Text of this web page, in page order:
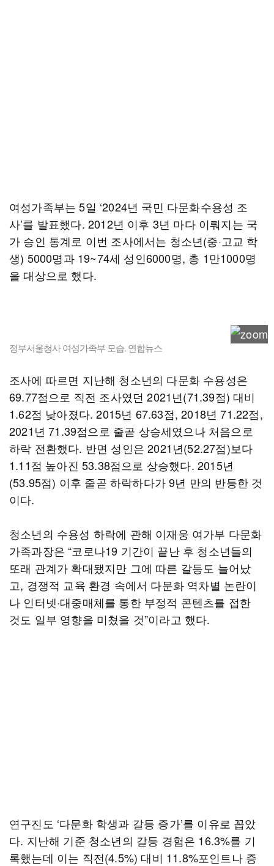
여성가족부는 5일 ‘2024년 국민 다문화수용성 조
사’를 발표했다. 2012년 이후 3년 마다 이뤄지는 국
가 승인 통계로 이번 조사에서는 청소년(중·고교 학
생) 5000명과 19~74세 성인6000명, 총 1만1000명
을 대상으로 했다.
정부서울청사 여성가족부 모습. 연합뉴스
조사에 따르면 지난해 청소년의 다문화 수용성은
69.77점으로 직전 조사였던 2021년(71.39점) 대비
1.62점 낮아졌다. 2015년 67.63점, 2018년 71.22점,
2021년 71.39점으로 줄곧 상승세였으나 처음으로
하락 전환했다. 반면 성인은 2021년(52.27점)보다
1.11점 높아진 53.38점으로 상승했다. 2015년
(53.95점) 이후 줄곧 하락하다가 9년 만의 반등한 것
이다.
청소년의 수용성 하락에 관해 이재웅 여가부 다문화
가족과장은 “코로나19 기간이 끝난 후 청소년들의
또래 관계가 확대됐지만 그에 따른 갈등도 늘어났
고, 경쟁적 교육 환경 속에서 다문화 역차별 논란이
나 인터넷·대중매체를 통한 부정적 콘텐츠를 접한
것도 일부 영향을 미쳤을 것”이라고 했다.
연구진도 ‘다문화 학생과 갈등 증가’를 이유로 꼽았
다. 지난해 기준 청소년의 갈등 경험은 16.3%를 기
록했는데 이는 직전(4.5%) 대비 11.8%포인트나 증